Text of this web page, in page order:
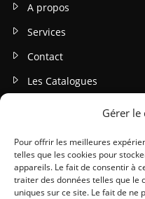
Gérer le
Pour offrir les meilleures
telles que les cookies pour
appareils. Le fait de consentir à
traiter des données telles que le
uniques sur ce site. Le fait de
A propos
Services
Contact
Les Catalogues
INFOS LEGALES
Mentions légales
Politique de
Gestion des cookies